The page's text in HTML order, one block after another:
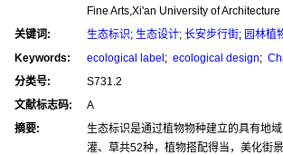
Fine Arts,Xi'an University of
关键词:
生态标识; 生态设计; 长安步行街; 园林植
Keywords:
ecological label ; ecological design;
分类号:
S731.2
文献标志码:
A
摘要:
生态标识是通过植物物种建立的具有地
灌、草共52种，植物搭配得当，美化街